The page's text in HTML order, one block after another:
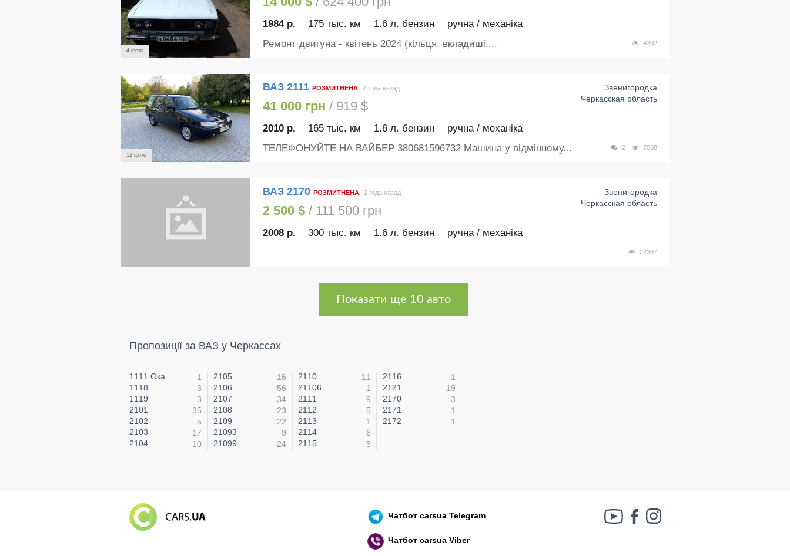
4 фото
1984 р. 175 тыс. км 1.6 л. бензин ручна / механіка
4302
Ремонт двигуна - квітень 2024 (кільця, вкладиші,...
12 фото
ВАЗ 2111 РОЗМИТНЕНА
Звенигородка
Черкасская область
2 года назад
41 000 грн / 919 $
2010 р. 165 тыс. км 1.6 л. бензин ручна / механіка
2 7068
ТЕЛЕФОНУЙТЕ НА ВАЙБЕР 380681596732 Машина у відмінному...
ВАЗ 2170 РОЗМИТНЕНА
Звенигородка
Черкасская область
2 года назад
2 500 $/ 111 500 грн
2008 р. 300 тыс. км 1.6 л. бензин ручна / механіка
22387
Показати ще 10 авто
Пропозиції за ВАЗ у Черкассах
1111 Ока
1
1118
3
1119
3
2101
35
2102
5
2103
17
2104
10
2105
16
2106
56
2107
34
2108
23
2109
22
21093
9
21099
24
2110
11
21106
1
2111
9
2112
5
2113
1
2114
6
2115
5
2116
1
2121
19
2170
3
2171
1
2172
1
Чатботcarsua Telegram
Чатботcarsua Viber